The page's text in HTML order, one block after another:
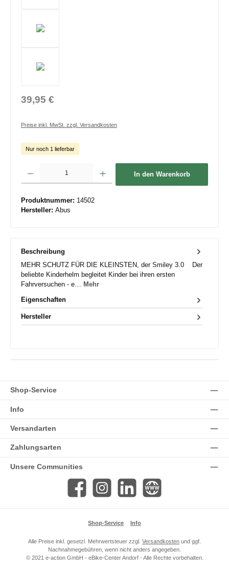
39,95 €
Preise inkl. MwSt. zzgl. Versandkosten
Nur noch 1 lieferbar
In den Warenkorb
Produktnummer: 14502
Hersteller: Abus
Beschreibung
MEHR SCHUTZ FÜR DIE KLEINSTEN, der Smiley 3.0 Der
beliebte Kinderhelm begleitet Kinder bei ihren ersten
Fahrversuchen - e… Mehr
Eigenschaften
Hersteller
Shop-Service
Info
Versandarten
Zahlungsarten
Unsere Communities
Facebook Instagram LinkedIn Website
Shop-Service Info
Alle Preise inkl. gesetzl. Mehrwertsteuer zzgl. Versandkosten und ggf.
Nachnahmegebühren, wenn nicht anders angegeben.
© 2021 e-action GmbH - eBike-Center Andorf - Alle Rechte vorbehalten.